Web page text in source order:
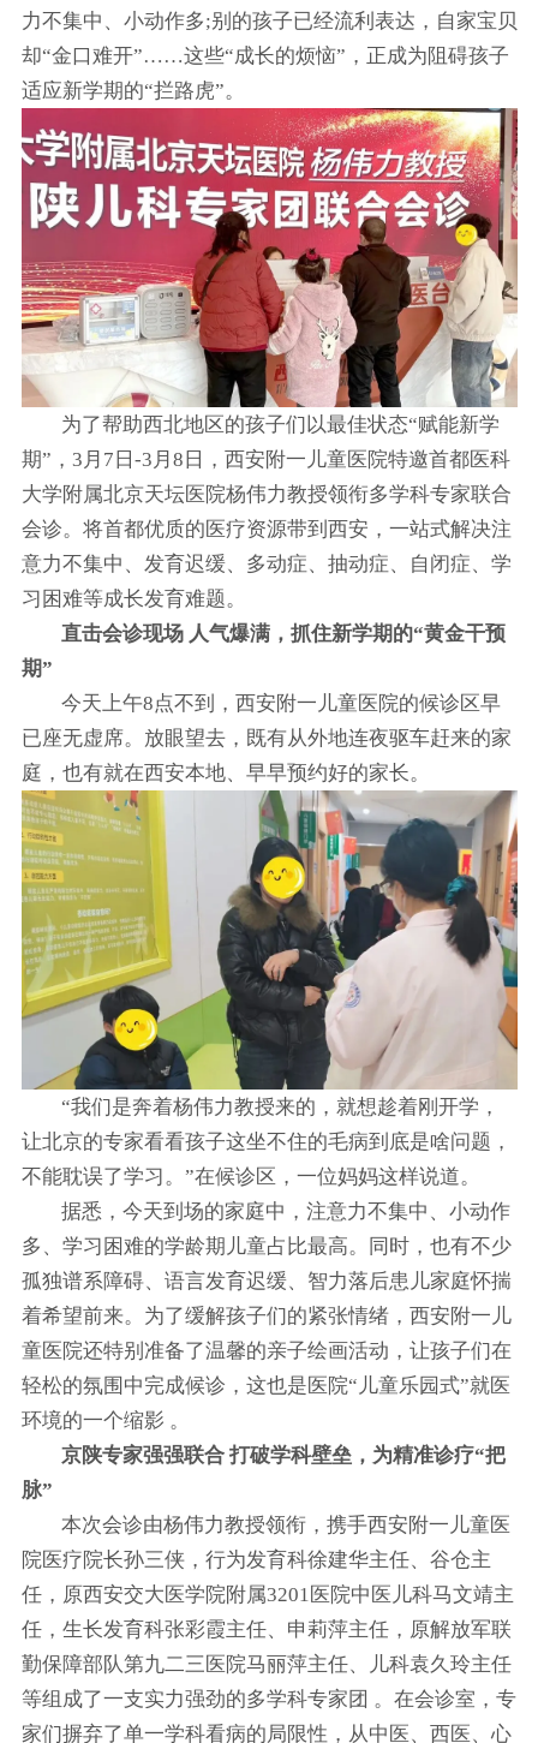
力不集中、小动作多;别的孩子已经流利表达，自家宝贝
却“金口难开”……这些“成长的烦恼”，正成为阻碍孩子
适应新学期的“拦路虎”。
为了帮助西北地区的孩子们以最佳状态“赋能新学
期”，3月7日-3月8日，西安附一儿童医院特邀首都医科
大学附属北京天坛医院杨伟力教授领衔多学科专家联合
会诊。将首都优质的医疗资源带到西安，一站式解决注
意力不集中、发育迟缓、多动症、抽动症、自闭症、学
习困难等成长发育难题。
直击会诊现场 人气爆满，抓住新学期的“黄金干预
期”
今天上午8点不到，西安附一儿童医院的候诊区早
已座无虚席。放眼望去，既有从外地连夜驱车赶来的家
庭，也有就在西安本地、早早预约好的家长。
“我们是奔着杨伟力教授来的，就想趁着刚开学，
让北京的专家看看孩子这坐不住的毛病到底是啥问题，
不能耽误了学习。”在候诊区，一位妈妈这样说道。
据悉，今天到场的家庭中，注意力不集中、小动作
多、学习困难的学龄期儿童占比最高。同时，也有不少
孤独谱系障碍、语言发育迟缓、智力落后患儿家庭怀揣
着希望前来。为了缓解孩子们的紧张情绪，西安附一儿
童医院还特别准备了温馨的亲子绘画活动，让孩子们在
轻松的氛围中完成候诊，这也是医院“儿童乐园式”就医
环境的一个缩影 。
京陕专家强强联合 打破学科壁垒，为精准诊疗“把
脉”
本次会诊由杨伟力教授领衔，携手西安附一儿童医
院医疗院长孙三侠，行为发育科徐建华主任、谷仓主
任，原西安交大医学院附属3201医院中医儿科马文靖主
任，生长发育科张彩霞主任、申莉萍主任，原解放军联
勤保障部队第九二三医院马丽萍主任、儿科袁久玲主任
等组成了一支实力强劲的多学科专家团 。在会诊室，专
家们摒弃了单一学科看病的局限性，从中医、西医、心